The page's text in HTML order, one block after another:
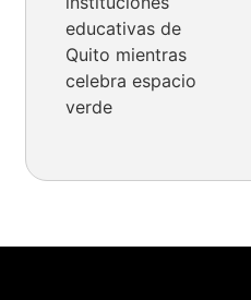
educativas de
Quito mientras
celebra espacio
verde